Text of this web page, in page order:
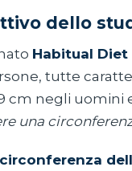
dello
Habitual Diet
tutte
cm negli uomini
una